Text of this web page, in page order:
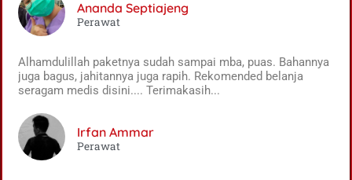
Ananda Septiajeng
Perawat
Alhamdulillah paketnya sudah sampai mba, puas. Bahannya
juga bagus, jahitannya juga rapih. Rekomended belanja
seragam medis disini.... Terimakasih...
Irfan Ammar
Perawat